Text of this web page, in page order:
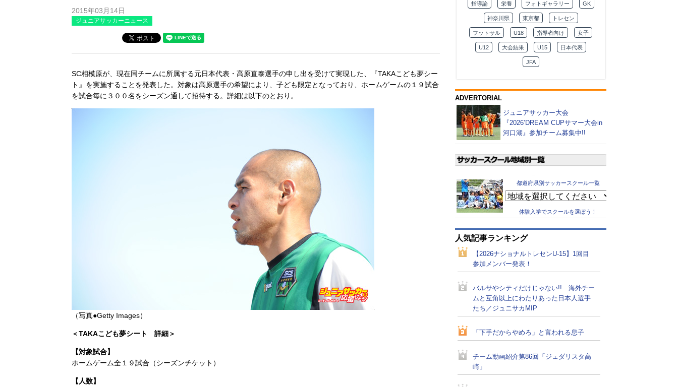
2015年03月14日
ジュニアサッカーニュース
SC相模原が、現在同チームに所属する元日本代表・高原直泰選手の申し出を受けて実現した、『TAKAこども夢シー
ト』を実施することを発表した。対象は高原選手の希望により、子ども限定となっており、ホームゲームの１９試合
を試合毎に３００名をシーズン通して招待する。詳細は以下のとおり。
（写真●Getty Images）
＜TAKAこども夢シート 詳細＞
【対象試合】
ホームゲーム全１９試合（シーズンチケット）
【人数】
指導論 栄養 フォトギャラリー GK
神奈川県 東京都 トレセン
フットサル U18 指導者向け 女子
U12 大会結果 U15 日本代表
JFA
ADVERTORIAL
ジュニアサッカー大会
『2026’DREAM CUPサマー大会in
河口湖』参加チーム募集中!!
都道府県別サッカースクール一覧
体験入学でスクールを選ぼう！
人気記事ランキング
【2026ナショナルトレセンU-15】1回目
参加メンバー発表！
バルサやシティだけじゃない!! 海外チー
ムと互角以上にわたりあった日本人選手
たち／ジュニサカMIP
「下手だからやめろ」と言われる息子
チーム動画紹介第86回「ジェダリスタ高
崎」